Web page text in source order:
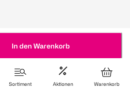
In den Warenkorb
Sortiment Aktionen Warenkorb